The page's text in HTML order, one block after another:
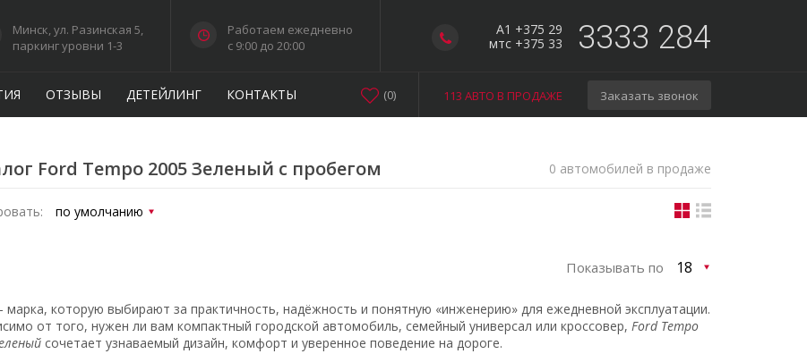
A1 +375 29
мтс +375 33
3333 284
Минск, ул. Разинская 5,
паркинг уровни 1-3
Работаем ежедневно
c 9:00 до 20:00
ОТЗЫВЫ ДЕТЕЙЛИНГ КОНТАКТЫ 113 АВТО В ПРОДАЖЕ Заказать звонок
(0)
Ford Tempo 2005 Зеленый с пробегом 0 автомобилей в продаже
Показывать по
которую выбирают за практичность, надёжность и понятную «инженерию» для ежедневной эксплуатации.
от того, нужен ли вам компактный городской автомобиль, семейный универсал или кроссовер, Ford Tempo
сочетает узнаваемый дизайн, комфорт и уверенное поведение на дороге.